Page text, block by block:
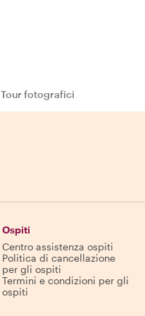
Tour fotografici
Ospiti
Centro assistenza ospiti
Politica di cancellazione
per gli ospiti
Termini e condizioni per gli
ospiti